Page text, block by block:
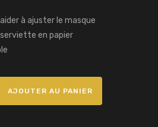
à ajuster le masque
en papier
AJOUTER AU PANIER